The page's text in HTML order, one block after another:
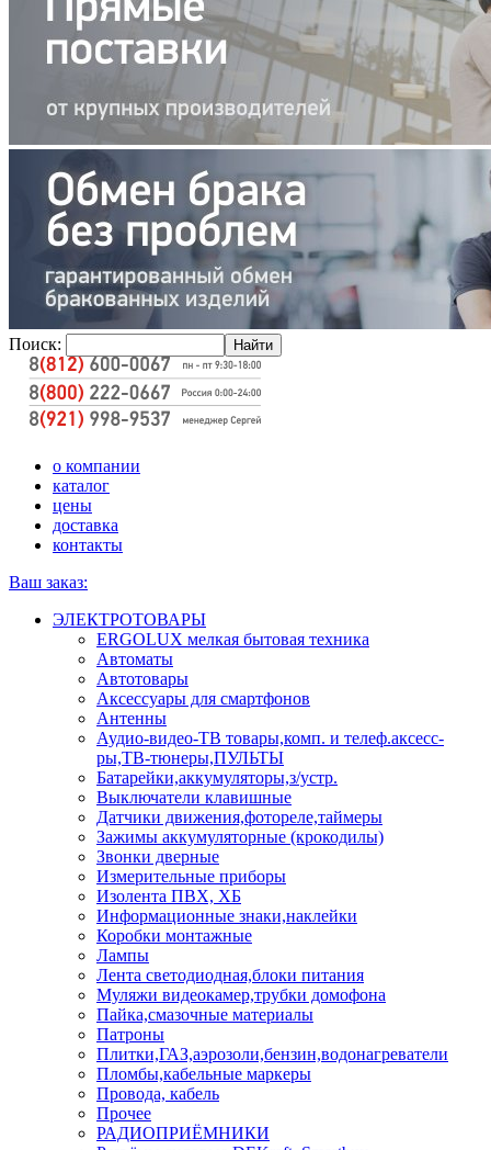
Поиск:
о компании
каталог
цены
доставка
контакты
Ваш заказ:
ЭЛЕКТРОТОВАРЫ
ERGOLUX мелкая бытовая техника
Автоматы
Автотовары
Аксессуары для смартфонов
Антенны
Аудио-видео-ТВ товары,комп. и телеф.аксесс-
ры,ТВ-тюнеры,ПУЛЬТЫ
Батарейки,аккумуляторы,з/устр.
Выключатели клавишные
Датчики движения,фотореле,таймеры
Зажимы аккумуляторные (крокодилы)
Звонки дверные
Измерительные приборы
Изолента ПВХ, ХБ
Информационные знаки,наклейки
Коробки монтажные
Лампы
Лента светодиодная,блоки питания
Муляжи видеокамер,трубки домофона
Пайка,смазочные материалы
Патроны
Плитки,ГАЗ,аэрозоли,бензин,водонагреватели
Пломбы,кабельные маркеры
Провода, кабель
Прочее
РАДИОПРИЁМНИКИ